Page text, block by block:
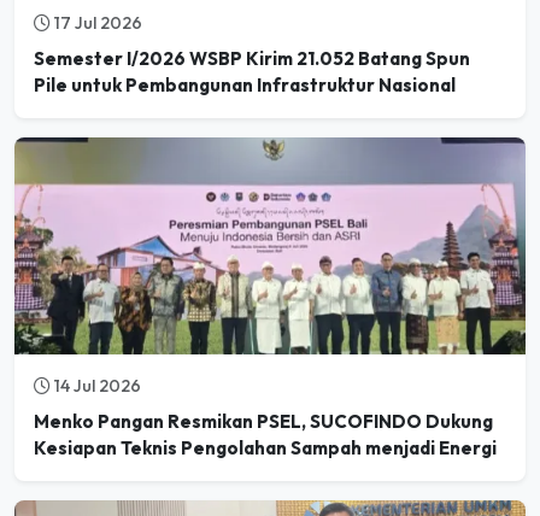
17 Jul 2026
Semester I/2026 WSBP Kirim 21.052 Batang Spun
Pile untuk Pembangunan Infrastruktur Nasional
14 Jul 2026
Menko Pangan Resmikan PSEL, SUCOFINDO Dukung
Kesiapan Teknis Pengolahan Sampah menjadi Energi